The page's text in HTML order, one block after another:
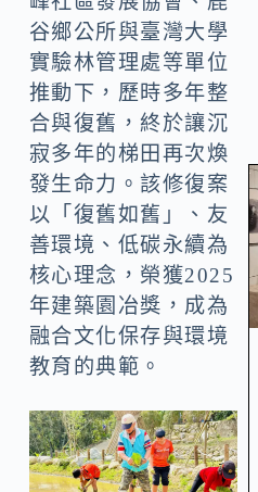
谷鄉公所與臺灣大學
實驗林管理處等單位
推動下，歷時多年整
合與復舊，終於讓沉
寂多年的梯田再次煥
發生命力。該修復案
以「復舊如舊」、友
善環境、低碳永續為
核心理念，榮獲2025
年建築園冶獎，成為
融合文化保存與環境
教育的典範。